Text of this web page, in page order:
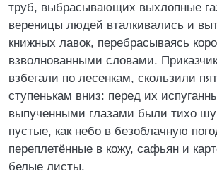
труб, выбрасывающих выхлопные
вереницы людей вталкивались и
книжных лавок, перебрасываясь
взволнованными словами.
взбегали по лесенкам, скользили
ступенькам вниз: перед их
выпученными глазами были тихо
пустые, как небо в безоблачную
переплетённые в кожу, сафьян и
белые листы.